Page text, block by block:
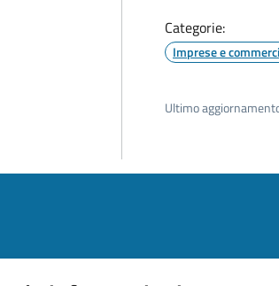
Categorie:
Imprese e
Ultimo